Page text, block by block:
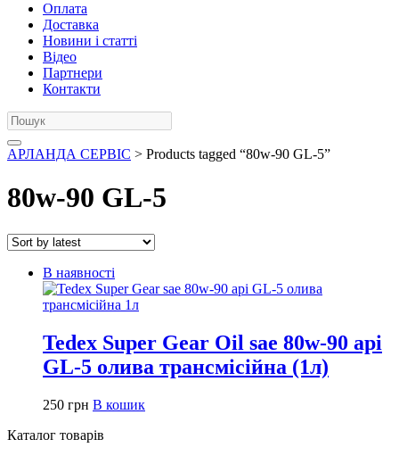
Оплата
Доставка
Новини і статті
Відео
Партнери
Контакти
АРЛАНДА СЕРВІС > Products tagged “80w-90 GL-5”
80w-90 GL-5
В наявності
Tedex Super Gear Oil sae 80w-90 api
GL-5 олива трансмісійна (1л)
250 грн В кошик
Каталог товарів